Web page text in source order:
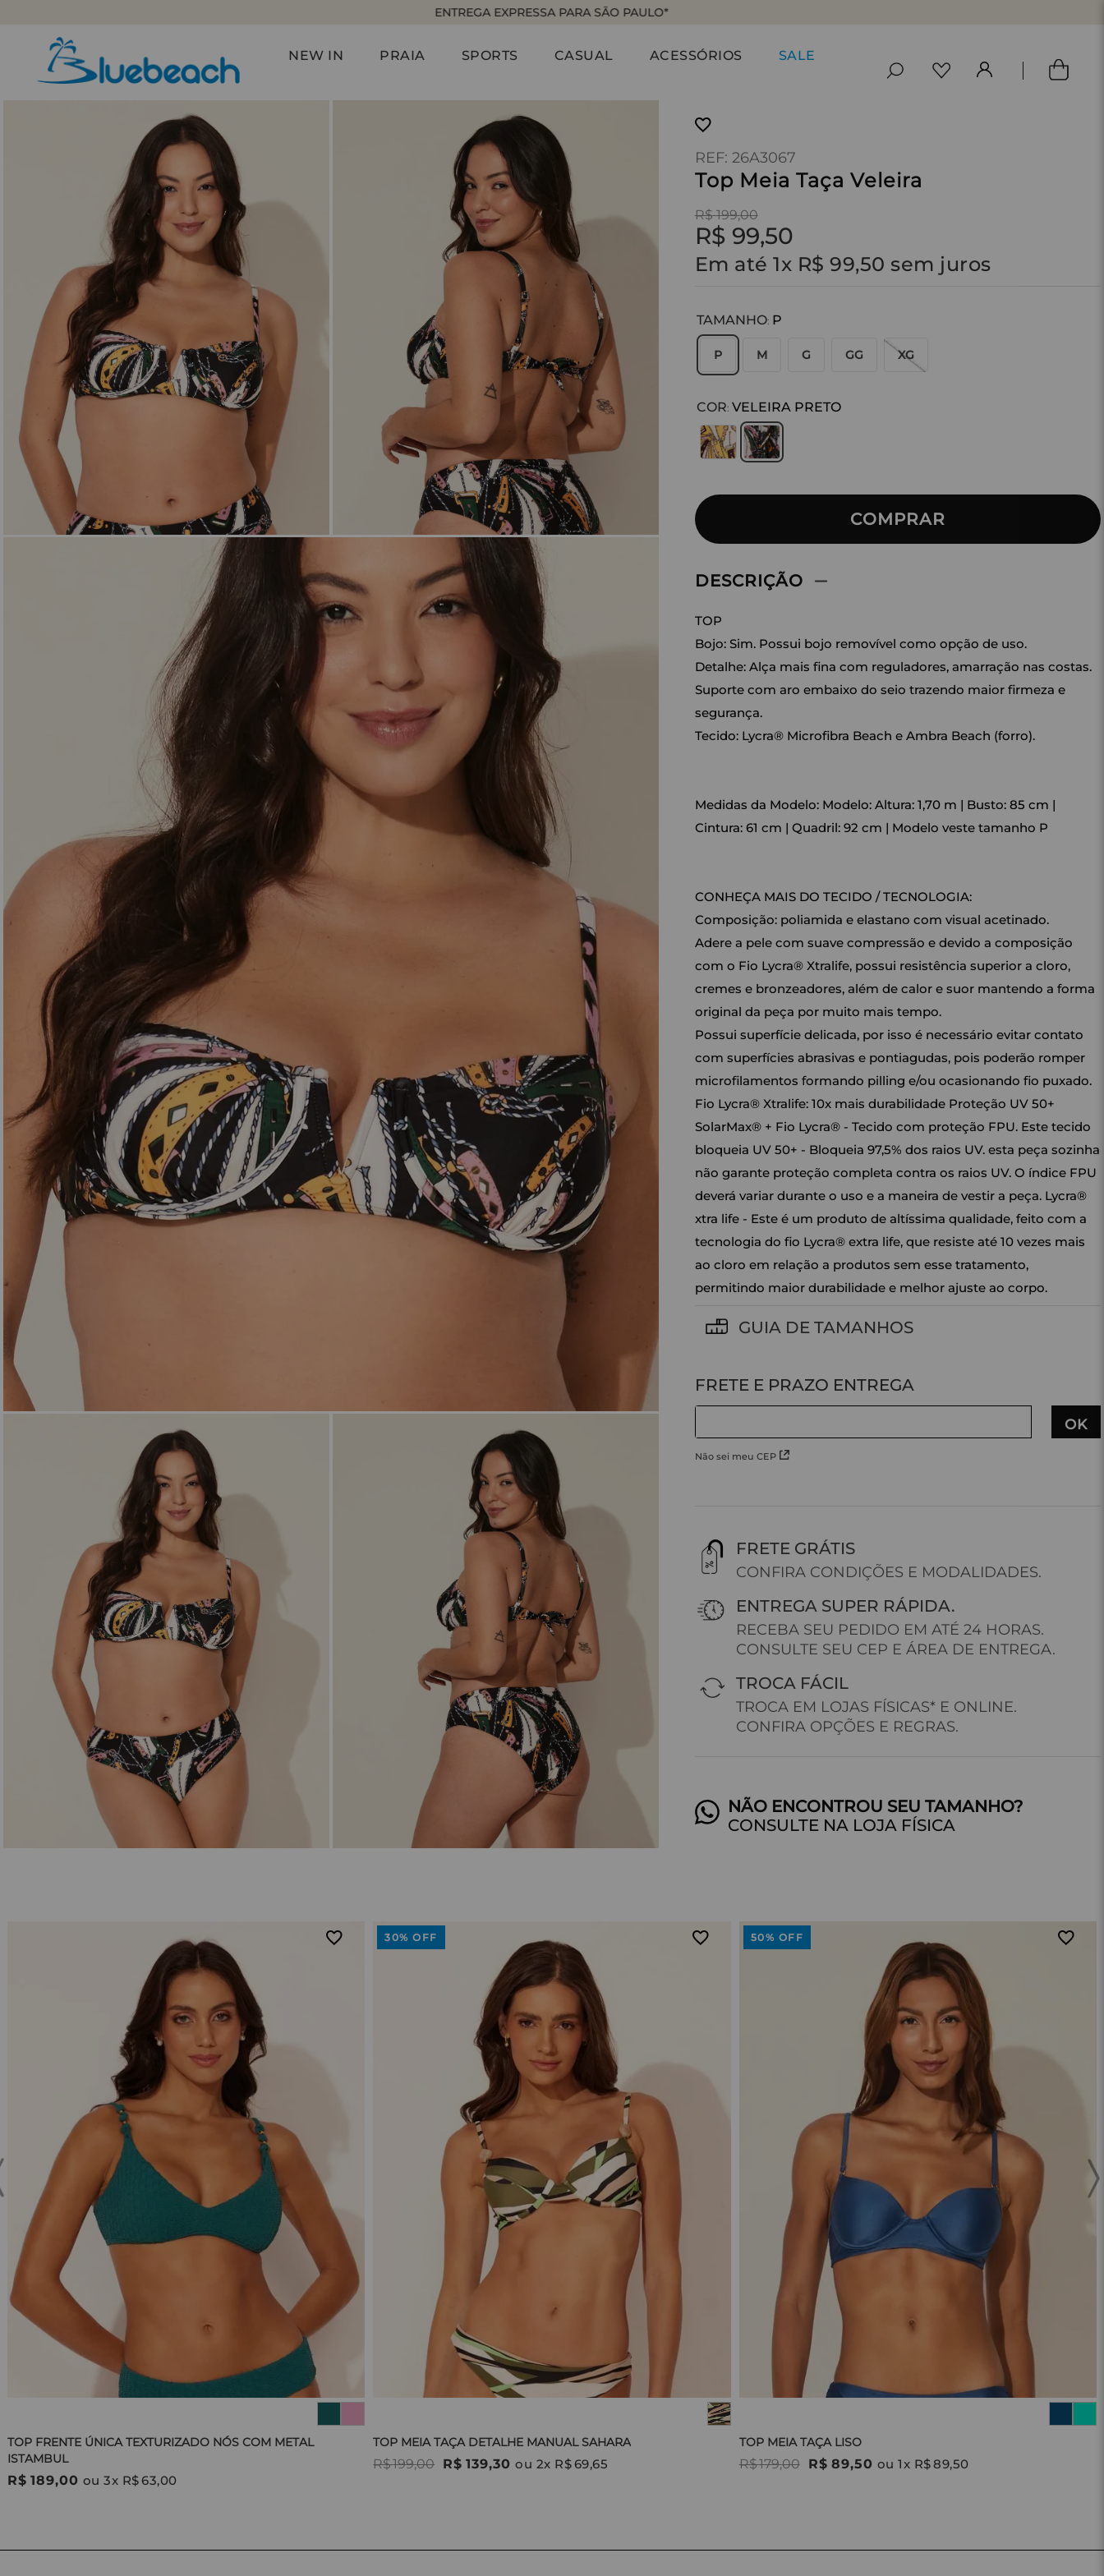
ENTREGA EXPRESSA PARA SÃO PAULO*
NEW IN PRAIA SPORTS CASUAL ACESSÓRIOS SALE
: 26A3067
Top Meia Taça Veleira
R$ 199,00
R$ 99,50
Em até1x R$ 99,50 sem juros
TAMANHO: P
P M G GG XG
COR: VELEIRA PRETO
COMPRAR
DESCRIÇÃO
TOP
Bojo: Sim. Possui bojo removível como opção de uso.
Detalhe: Alça mais fina com reguladores, amarração nas costas.
Suporte com aro embaixo do seio trazendo maior firmeza e
segurança.
Tecido: Lycra® Microfibra Beach e Ambra Beach (forro).
Medidas da Modelo: Modelo: Altura: 1,70 m | Busto: 85 cm |
Cintura: 61 cm | Quadril: 92 cm | Modelo veste tamanho P
CONHEÇA MAIS DO TECIDO / TECNOLOGIA:
Composição: poliamida e elastano com visual acetinado.
Adere a pele com suave compressão e devido a composição
com o Fio Lycra® Xtralife, possui resistência superior a cloro,
cremes e bronzeadores, além de calor e suor mantendo a forma
original da peça por muito mais tempo.
Possui superfície delicada, por isso é necessário evitar contato
com superfícies abrasivas e pontiagudas, pois poderão romper
microfilamentos formando pilling e/ou ocasionando fio puxado.
Fio Lycra® Xtralife: 10x mais durabilidade Proteção UV 50+
SolarMax® + Fio Lycra® - Tecido com proteção FPU. Este tecido
bloqueia UV 50+ - Bloqueia 97,5% dos raios UV. esta peça sozinha
não garante proteção completa contra os raios UV. O índice FPU
deverá variar durante o uso e a maneira de vestir a peça. Lycra®
xtra life - Este é um produto de altíssima qualidade, feito com a
tecnologia do fio Lycra® extra life, que resiste até 10 vezes mais
ao cloro em relação a produtos sem esse tratamento,
permitindo maior durabilidade e melhor ajuste ao corpo.
GUIA DE TAMANHOS
Não sei meu CEP
FRETE GRÁTIS
CONFIRA CONDIÇÕES E MODALIDADES.
ENTREGA SUPER RÁPIDA.
RECEBA SEU PEDIDO EM ATÉ 24 HORAS.
CONSULTE SEU CEP E ÁREA DE ENTREGA.
TROCA FÁCIL
TROCA EM LOJAS FÍSICAS* E ONLINE.
CONFIRA OPÇÕES E REGRAS.
CONSULTE NA LOJA FÍSICA
TOP FRENTE ÚNICA TEXTURIZADO NÓS COM METAL
ISTAMBUL
R$ 189,00 ou3x R$63,00
30% OFF
TOP MEIA TAÇA DETALHE MANUAL SAHARA
R$199,00 R$ 139,30 ou 2x R$69,65
50% OFF
TOP MEIA TAÇA LISO
R$179,00 R$ 89,50 ou1x R$89,50